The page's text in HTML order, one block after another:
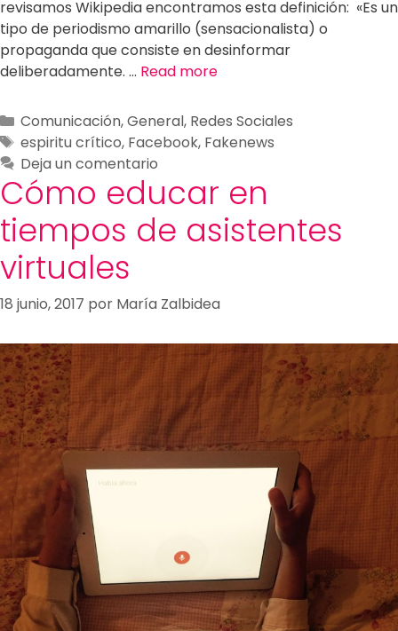
revisamos Wikipedia encontramos esta definición: «Es un
tipo de periodismo amarillo (sensacionalista) o
propaganda que consiste en desinformar
deliberadamente. … Read more
Comunicación,General, Redes Sociales
espiritu crítico, Facebook, Fakenews
Deja un comentario
Cómo educar en
tiempos de asistentes
virtuales
18 junio, 2017 por María Zalbidea